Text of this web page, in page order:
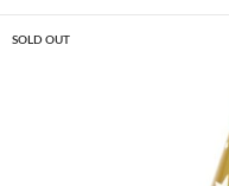
SOLD OUT